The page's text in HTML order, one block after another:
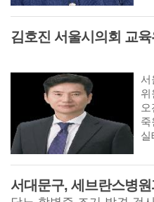
서
위
오
죽
실
서대문구, 세브란스병